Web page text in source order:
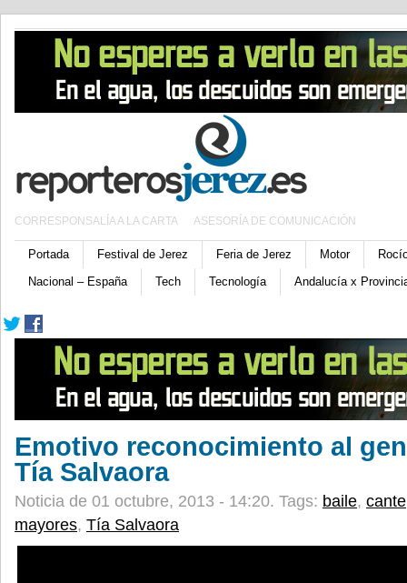
CORRESPONSALÍA A LA CARTA ASESORÍA DE COMUNICACIÓN
Portada Festival de Jerez Feria de Jerez Motor
Nacional – España
Tech Tecnología Andalucía x
Emotivo reconocimiento al
Tía Salvaora
Noticia de 01 octubre, 2013 - 14:20. Tags: baile, cante
mayores, Tía Salvaora